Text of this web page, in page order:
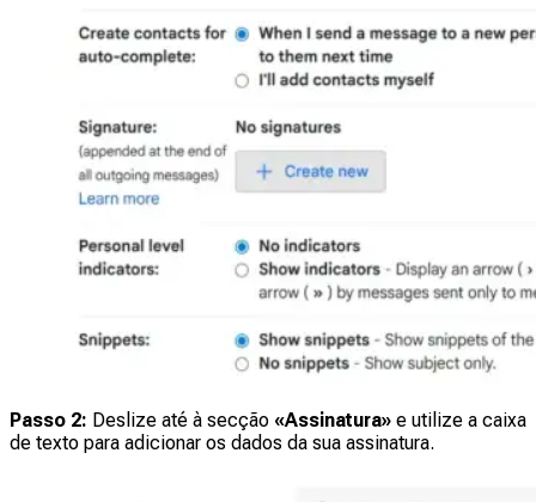
Passo 2: Deslize até à secção «Assinatura» e utilize a caixa
de texto para adicionar os dados da sua assinatura.